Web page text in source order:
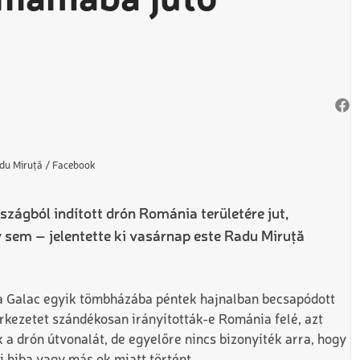
Miruță / Facebook
indított drón Románia területére jut,
– jelentette ki vasárnap este Radu Miruță
egyik tömbházába péntek hajnalban becsapódott
szándékosan irányították-e Románia felé, azt
drón útvonalát, de egyelőre nincs bizonyíték arra, hogy